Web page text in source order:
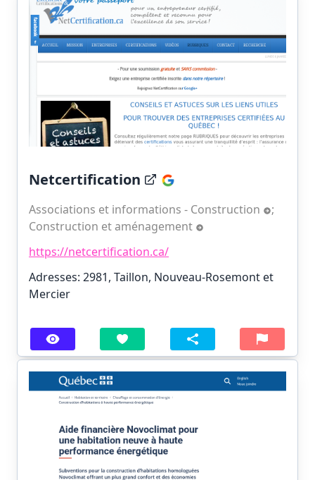
Netcertification
Associations et informations - Construction
;
Construction et aménagement
https://netcertification.ca/
Adresses: 2981, Taillon, Nouveau-Rosemont et
Mercier